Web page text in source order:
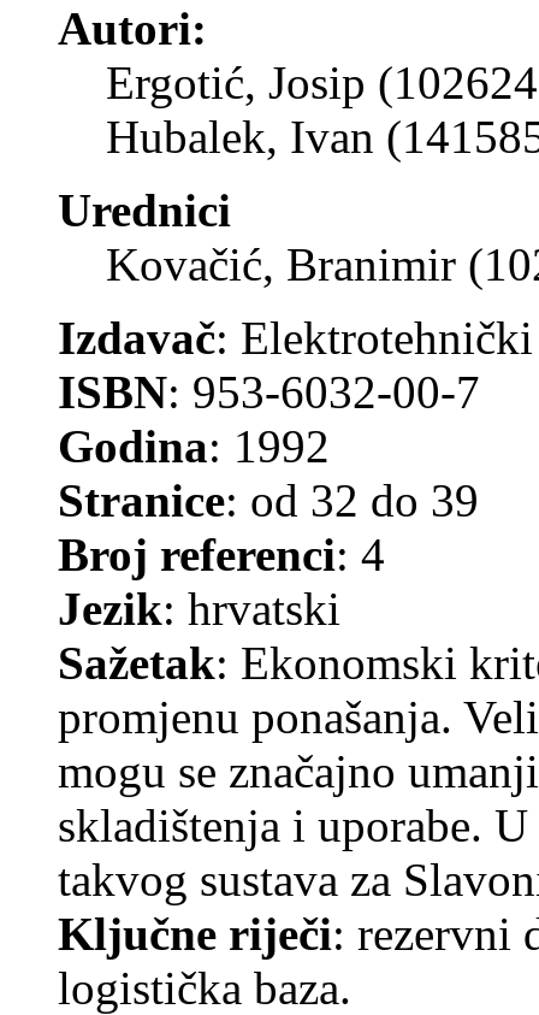
Autori:
Ergotić, Josip
Hubalek, Ivan
Urednici
Kovačić, Branimir
Izdavač:
ISBN: 953-6032-00-7
Godina: 1992
Stranice: od 32 do 39
Broj referenci: 4
Jezik: hrvatski
Sažetak: Ekonomski
promjenu ponašanja.
mogu se značajno
skladištenja i uporabe.
takvog sustava za
Ključne riječi: rezervni
logistička baza.